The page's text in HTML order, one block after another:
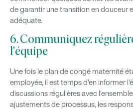
de garantir une transition en douceur
adéquate.
6. Communiquez
l'équipe
Une fois le plan de congé maternité
employée, il est temps d'en informer
discussions régulières avec
ajustements de processus, les